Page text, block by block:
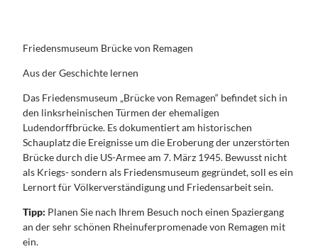
Friedensmuseum Brücke von Remagen
Aus der Geschichte lernen
Das Friedensmuseum „Brücke von Remagen“ befindet sich in
den linksrheinischen Türmen der ehemaligen
Ludendorffbrücke. Es dokumentiert am historischen
Schauplatz die Ereignisse um die Eroberung der unzerstörten
Brücke durch die US-Armee am 7. März 1945. Bewusst nicht
als Kriegs- sondern als Friedensmuseum gegründet, soll es ein
Lernort für Völkerverständigung und Friedensarbeit sein.
Tipp: Planen Sie nach Ihrem Besuch noch einen Spaziergang
an der sehr schönen Rheinuferpromenade von Remagen mit
ein.